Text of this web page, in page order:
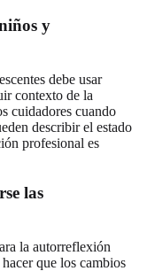
y
debe usar
contexto de la
cuidadores cuando
describir el estado
profesional es
las
la autorreflexión
que los cambios